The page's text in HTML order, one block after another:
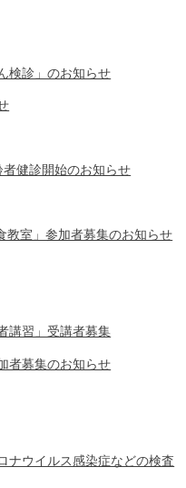
検診」のお知らせ
健診開始のお知らせ
教室」参加者募集のお知らせ
講習」受講者募集
者募集のお知らせ
ナウイルス感染症などの検査